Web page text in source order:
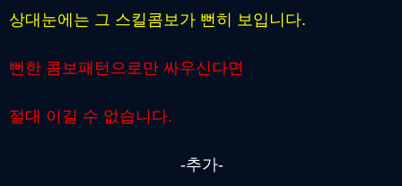
상대눈에는 그 스킬콤보가 뻔히 보입니다.
뻔한 콤보패턴으로만 싸우신다면
절대 이길 수 없습니다.
-추가-